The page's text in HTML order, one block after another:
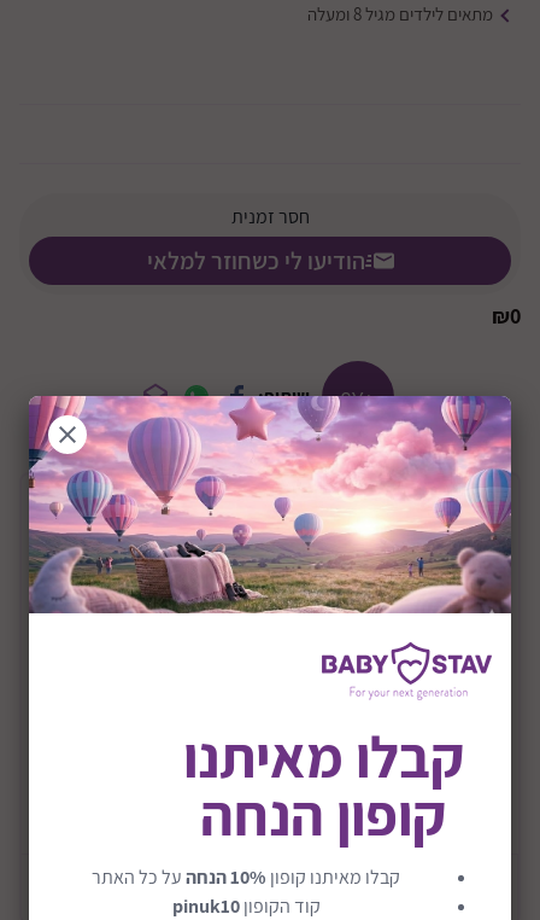
מתאים לילדים מגיל 8 ומעלה
חסר זמנית
הודיעו לי כשחוזר למלאי
₪0
+8Y שיתוף:
תיאור המוצר
קסדה מקצועית לגיל 8 ומעלה דגם V17 שחור
אופניים, סקייטבורד, רולרבליידס ועוד...
ריפוד ועיצוב פנימי לנוחות ובטיחות מרבית.
רצועה מתכווננת עם אבזם צד לסגירה קלה ומהירה.
עומדת בתקנים מכון CPSC האמריקאי. 1/12/2024קרא עוד
מידע כללי
קבלו מאיתנו
קופון הנחה
קבלו מאיתנו קופון 10% הנחה
על כל האתר
קוד הקופוןpinuk10